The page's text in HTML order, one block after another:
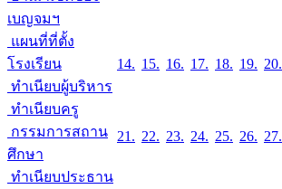
เบญจมฯ
แผนที่ที่ตั้ง
โรงเรียน
ทำเนียบผู้บริหาร
ทำเนียบครู
กรรมการสถาน
ศึกษา
ทำเนียบประธาน
14. 15. 16. 17. 18. 19. 20.
21. 22. 23. 24. 25. 26. 27.